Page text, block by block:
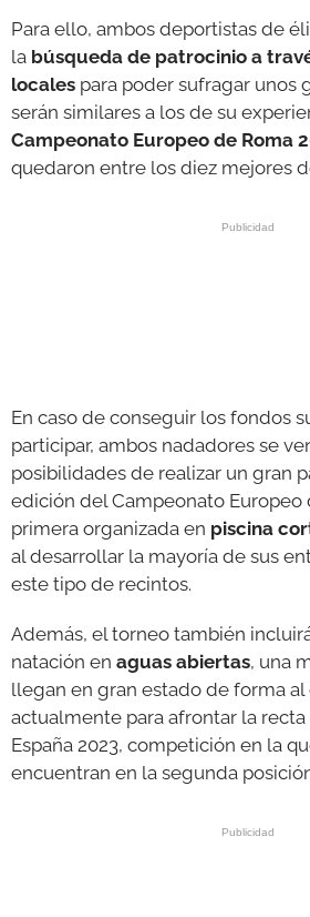
Para ello, ambos deportistas de
la búsqueda de patrocinio a
locales para poder sufragar unos
serán similares a los de su
Campeonato Europeo de Roma
quedaron entre los diez mejores
En caso de conseguir los fondos
participar, ambos nadadores se
posibilidades de realizar un gran
edición del Campeonato Europeo
primera organizada en piscina
al desarrollar la mayoría de sus
este tipo de recintos.
Además, el torneo también
natación en aguas abiertas, una
llegan en gran estado de forma
actualmente para afrontar la
España 2023, competición en la
encuentran en la segunda